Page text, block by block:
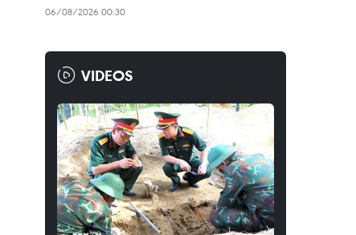
06/08/2026 00:30
VIDEOS